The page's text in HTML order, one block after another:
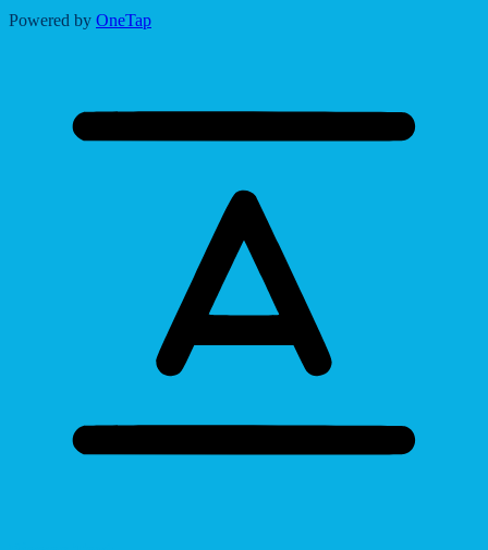
Powered by OneTap